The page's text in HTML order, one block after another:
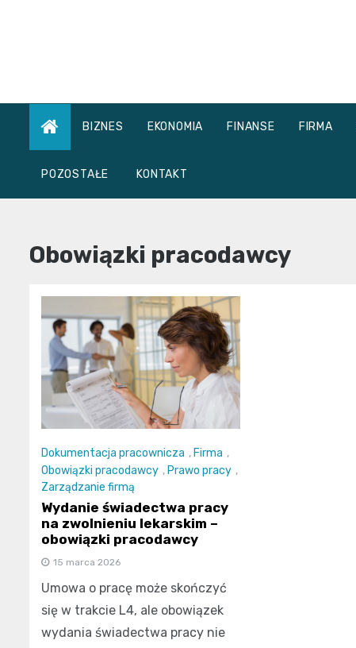
BIZNES EKONOMIA FINANSE FIRMA
POZOSTAŁE KONTAKT
Obowiązki pracodawcy
Dokumentacja pracownicza , Firma ,
Obowiązki pracodawcy , Prawo pracy ,
Zarządzanie firmą
Wydanie świadectwa pracy
na zwolnieniu lekarskim –
obowiązki pracodawcy
15 marca 2026
Umowa o pracę może skończyć
się w trakcie L4, ale obowiązek
wydania świadectwa pracy nie